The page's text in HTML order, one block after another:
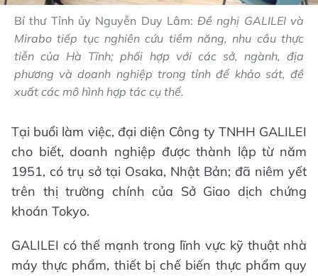
Bí thư Tỉnh ủy Nguyễn Duy Lâm:Đề nghị GALILEI và
Mirabo tiếp tục nghiên cứu tiềm năng, nhu cầu thực
tiễn của Hà Tĩnh; phối hợp với các sở, ngành, địa
phương và doanh nghiệp trong tỉnh để khảo sát, đề
xuất các mô hình hợp tác cụ thể.
Tại buổi làm việc, đại diện Công ty TNHH GALILEI
cho biết, doanh nghiệp được thành lập từ năm
1951, có trụ sở tại Osaka, Nhật Bản; đã niêm yết
trên thị trường chính của Sở Giao dịch chứng
khoán Tokyo.
GALILEI có thế mạnh trong lĩnh vực kỹ thuật nhà
máy thực phẩm, thiết bị chế biến thực phẩm quy